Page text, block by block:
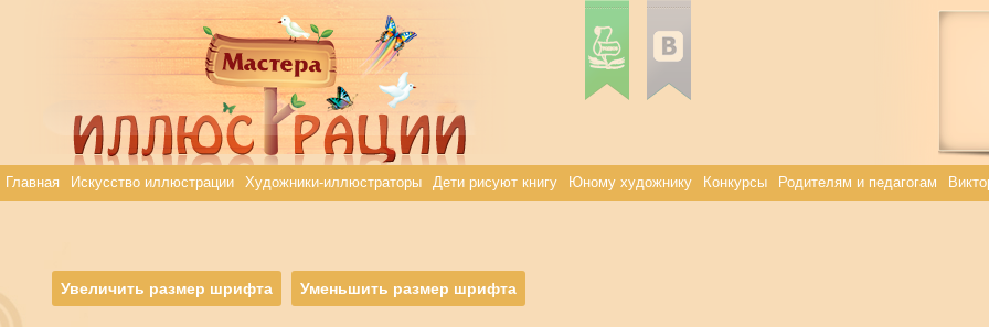
Главная Искусство иллюстрации Художники-иллюстраторы Дети рисуют книгу Юному художнику Конкурсы Родителям и педагогам
Увеличить размер шрифта Уменьшить размер шрифта